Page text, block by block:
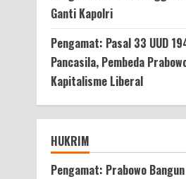
Ganti Kapolri
Pengamat: Pasal 33 UUD
Pancasila, Pembeda
Kapitalisme Liberal
HUKRIM
Pengamat: Prabowo